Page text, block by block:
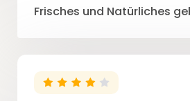
Frisches und Natürliches